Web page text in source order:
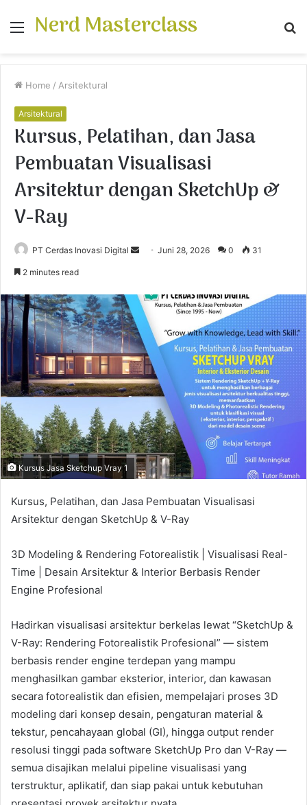
Menu
Nerd Masterclass
Home / Arsitektural
Arsitektural
Kursus, Pelatihan, dan Jasa
Pembuatan Visualisasi
Arsitektur dengan SketchUp &
V-Ray
PT Cerdas Inovasi Digital
d
n
e
m
a
i
Juni 28, 2026 0 31
2 minutes read
Kursus Jasa Sketchup Vray 1
Kursus, Pelatihan, dan Jasa Pembuatan Visualisasi
Arsitektur dengan SketchUp & V-Ray
3D Modeling & Rendering Fotorealistik | Visualisasi Real-
Time | Desain Arsitektur & Interior Berbasis Render
Engine Profesional
Hadirkan visualisasi arsitektur berkelas lewat “SketchUp &
V-Ray: Rendering Fotorealistik Profesional” — sistem
berbasis render engine terdepan yang mampu
menghasilkan gambar eksterior, interior, dan kawasan
secara fotorealistik dan efisien, mempelajari proses 3D
modeling dari konsep desain, pengaturan material &
tekstur, pencahayaan global (GI), hingga output render
resolusi tinggi pada software SketchUp Pro dan V-Ray —
semua disajikan melalui pipeline visualisasi yang
terstruktur, aplikatif, dan siap pakai untuk kebutuhan